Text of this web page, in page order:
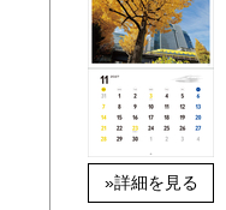
»詳細を見る